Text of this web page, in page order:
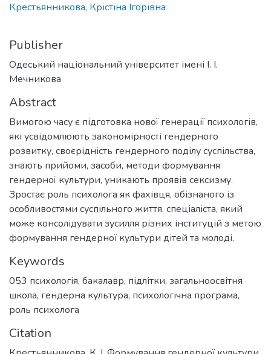
Крестьянникова, Крістіна Ігорівна
Publisher
Одеський національний університет імені І. І.
Мечникова
Abstract
Вимогою часу є підготовка нової генерації психологів,
які усвідомлюють закономірності гендерного
розвитку, своєрідність гендерного поділу суспільства,
знають прийоми, засоби, методи формування
гендерної культури, уникають проявів сексизму.
Зростає роль психолога як фахівця, обізнаного із
особливостями суспільного життя, спеціаліста, який
може консолідувати зусилля різних інституцій з метою
формування гендерної культури дітей та молоді.
Keywords
053 психологія, бакалавр, підлітки, загальноосвітня
школа, гендерна культура, психологічна програма,
роль психолога
Citation